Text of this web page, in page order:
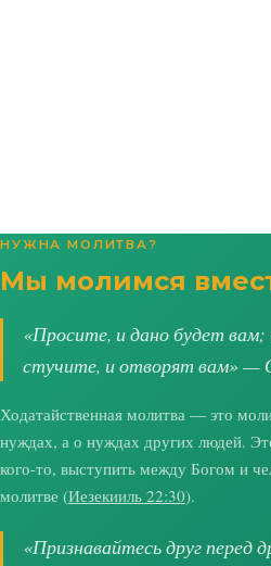
НУЖНА МОЛИТВА?
Мы молимся
«Просите, и дано будет
стучите, и отворят вам» —
Ходатайственная молитва — это
нуждах, а о нуждах других людей.
кого-то, выступить между Богом и
молитве (Иезекииль 22:30).
«Признавайтесь друг перед